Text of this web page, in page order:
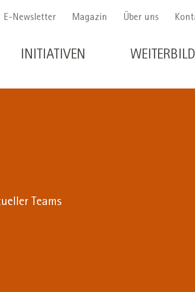
Menu Secondario
E-Newsletter Magazin Über uns
Navigazione principale de
INITIATIVEN
Teams